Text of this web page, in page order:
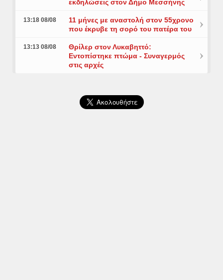
εκδηλώσεις στον Δήμο Μεσσήνης
13:18 08/08
11 μήνες με αναστολή στον 55χρονο
που έκρυβε τη σορό του πατέρα του
13:13 08/08
Θρίλερ στον Λυκαβηττό:
Εντοπίστηκε πτώμα - Συναγερμός
στις αρχές